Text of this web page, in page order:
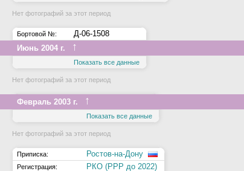
Нет фотографий за этот период
Бортовой №:
Д-06-1508
Июнь 2004 г. ↑
Показать все данные
Нет фотографий за этот период
Февраль 2003 г. ↑
Показать все данные
Нет фотографий за этот период
Приписка: Ростов-на-Дону
Регистрация: РКО (РРР до 2022)